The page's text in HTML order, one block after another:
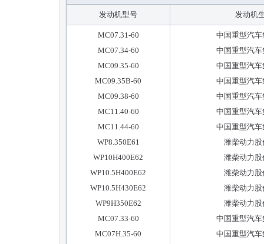
发动机型号 发动机
MC07.31-60
MC07.34-60
MC09.35-60
MC09.35B-60
MC09.38-60
MC11.40-60
MC11.44-60
WP8.350E61
WP10H400E62
WP10.5H400E62
WP10.5H430E62
WP9H350E62
MC07.33-60
MC07H.35-60
中国重型汽
中国重型汽
中国重型汽
中国重型汽
中国重型汽
中国重型汽
中国重型汽
潍柴动力
潍柴动力
潍柴动力
潍柴动力
潍柴动力
中国重型汽
中国重型汽